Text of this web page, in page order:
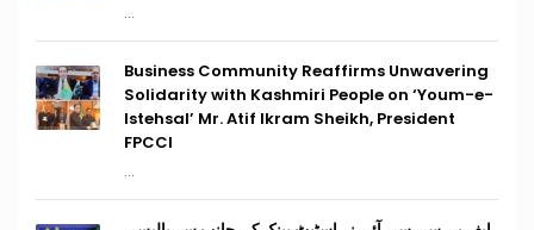
...
Business Community Reaffirms Unwavering
Solidarity with Kashmiri People on ‘Youm-e-
Istehsal’ Mr. Atif Ikram Sheikh, President
FPCCI
...